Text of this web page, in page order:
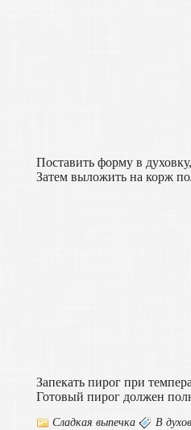
Поставить форму в
Затем выложить на корж
Запекать пирог при
Готовый пирог должен
Сладкая выпечка В